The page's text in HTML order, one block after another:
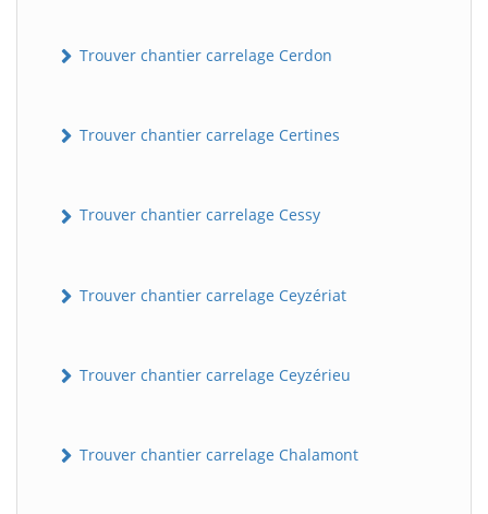
Trouver chantier carrelage Cerdon
Trouver chantier carrelage Certines
Trouver chantier carrelage Cessy
Trouver chantier carrelage Ceyzériat
Trouver chantier carrelage Ceyzérieu
Trouver chantier carrelage Chalamont